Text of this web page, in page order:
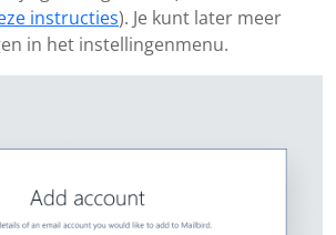
instructies). Je kunt later meer
in het instellingenmenu.